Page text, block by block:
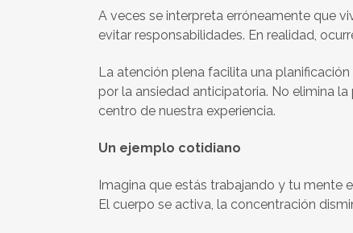
A veces se interpreta erróneamente que
evitar responsabilidades. En realidad,
La atención plena facilita una
por la ansiedad anticipatoria. No elimina
centro de nuestra experiencia.
Un ejemplo cotidiano
Imagina que estás trabajando y tu mente
El cuerpo se activa, la concentración